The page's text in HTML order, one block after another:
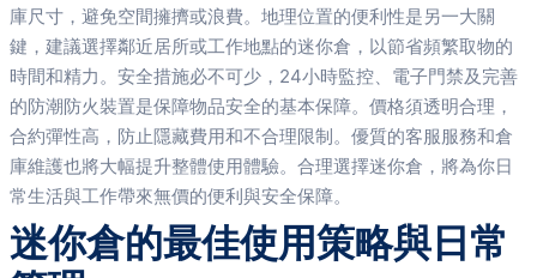
庫尺寸，避免空間擁擠或浪費。地理位置的便利性是另一大關
鍵，建議選擇鄰近居所或工作地點的迷你倉，以節省頻繁取物的
時間和精力。安全措施必不可少，24小時監控、電子門禁及完善
的防潮防火裝置是保障物品安全的基本保障。價格須透明合理，
合約彈性高，防止隱藏費用和不合理限制。優質的客服服務和倉
庫維護也將大幅提升整體使用體驗。合理選擇迷你倉，將為你日
常生活與工作帶來無價的便利與安全保障。
迷你倉的最佳使用策略與日常